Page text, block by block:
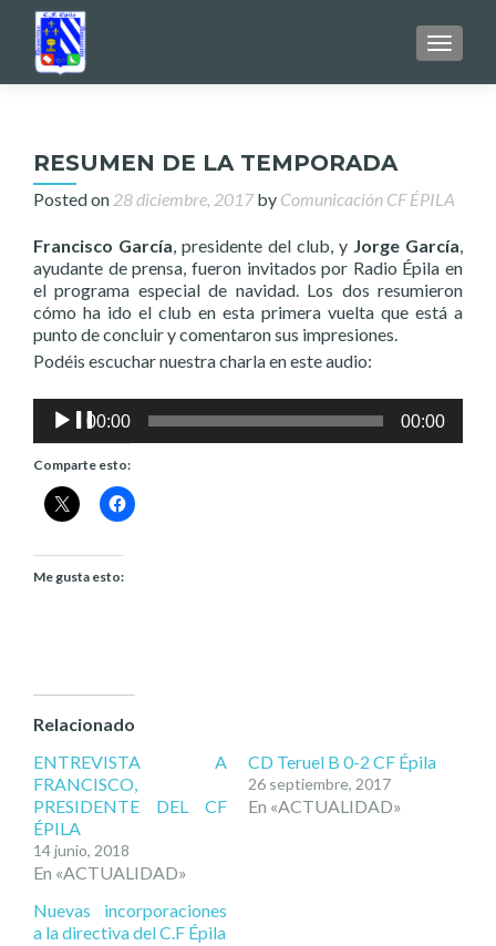
RESUMEN DE LA TEMPORADA
Posted on 28 diciembre, 2017by Comunicación CF ÉPILA
Francisco García, presidente del club, y Jorge García,
ayudante de prensa, fueron invitados por Radio Épila en
el programa especial de navidad. Los dos resumieron
cómo ha ido el club en esta primera vuelta que está a
punto de concluir y comentaron sus impresiones.
Podéis escuchar nuestra charla en este audio:
Reproductor
00:00 00:00
Comparte esto:
Me gusta esto:
Relacionado
ENTREVISTA A
FRANCISCO,
PRESIDENTE DEL CF
ÉPILA
14 junio, 2018
En «ACTUALIDAD»
CD Teruel B 0-2 CF Épila
26 septiembre, 2017
En «ACTUALIDAD»
Nuevas incorporaciones
a la directiva del C.F Épila